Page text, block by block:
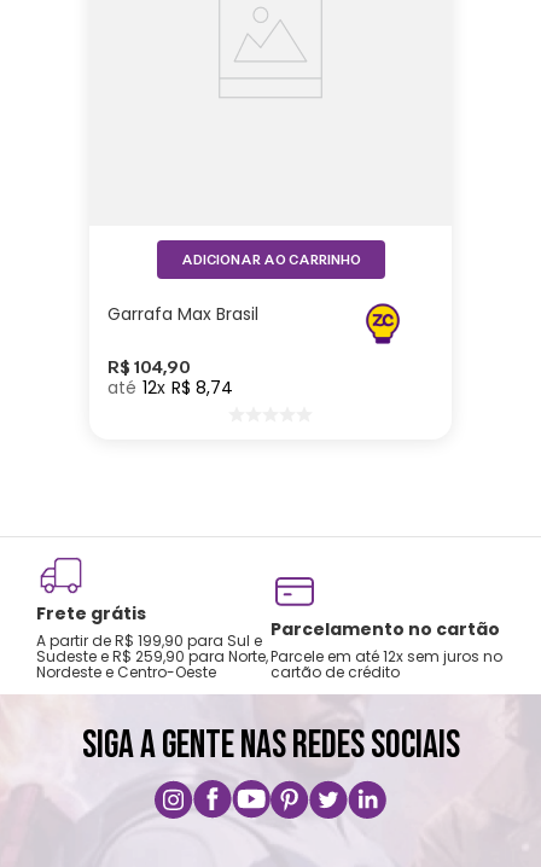
Garrafa Max Brasil
R$ 104,90
12 R$ 8,74
ADICIONAR AO CARRINHO
Frete grátis
A partir de R$ 199,90 para Sul e
Sudeste e R$ 259,90 para Norte,
Nordeste e Centro-Oeste
Parcelamento no cartão
Parcele em até 12x sem juros no
cartão de crédito
SIGA A GENTE NAS REDES SOCIAIS